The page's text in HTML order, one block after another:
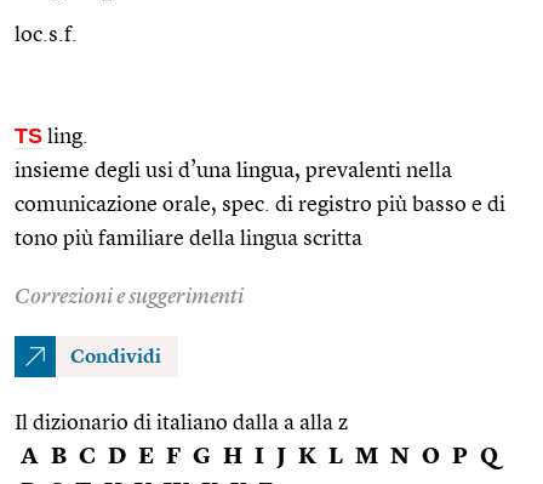
loc.s.f.
TS ling.
insieme degli usi d’una lingua, prevalenti nella
comunicazione orale, spec. di registro più basso e di
tono più familiare della lingua scritta
Correzioni e suggerimenti
Condividi
Il dizionario di italiano dalla a alla z
A B C D E F G H I J K L M N O P Q